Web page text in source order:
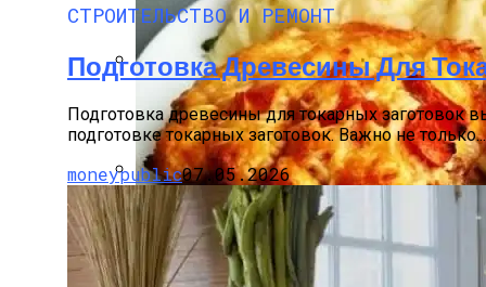
Декоративные Деревянные Панели И
Пять Правил Здоровья: Как Уберечь
СТРОИТЕЛЬСТВО И РЕМОНТ
Подготовка Древесины Для
Подготовка древесины для токарных заготовок
подготовке токарных заготовок. Важно не только...
moneypublic07.05.2026